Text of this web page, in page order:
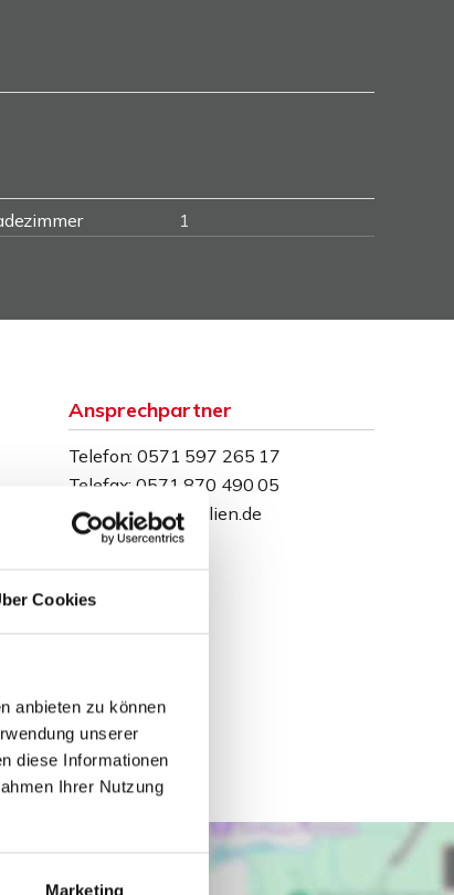
Cookies
anbieten zu können
unserer
diese Informationen
Ihrer Nutzung
Marketing
1
Ansprechpartner
Telefon: 0571 597 265 17
Telefax: 0571 870 490 05
info@wb-immobilien.de